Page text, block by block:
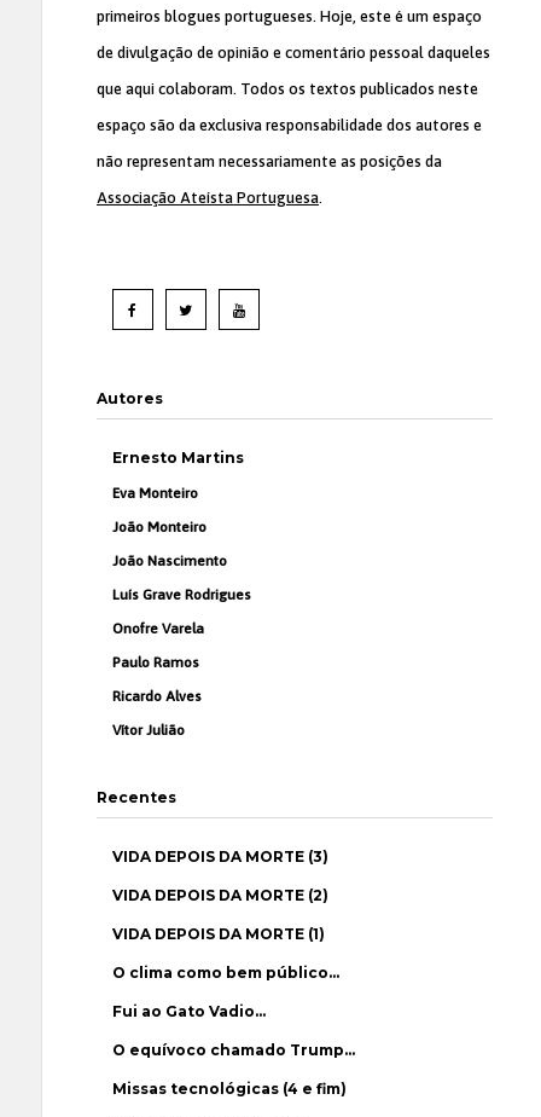
primeiros blogues portugueses. Hoje, este é um espaço
de divulgação de opinião e comentário pessoal daqueles
que aqui colaboram. Todos os textos publicados neste
espaço são da exclusiva responsabilidade dos autores e
não representam necessariamente as posições da
Associação Ateísta Portuguesa.
Autores
Ernesto Martins
Eva Monteiro
João Monteiro
João Nascimento
Luís Grave Rodrigues
Onofre Varela
Paulo Ramos
Ricardo Alves
Vítor Julião
Recentes
VIDA DEPOIS DA MORTE (3)
VIDA DEPOIS DA MORTE (2)
VIDA DEPOIS DA MORTE (1)
O clima como bem público…
Fui ao Gato Vadio…
O equívoco chamado Trump…
Missas tecnológicas (4 e fim)